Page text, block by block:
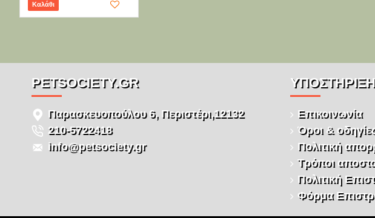
Καλάθι
PETSOCIETY.GR
Παρασκευοπούλου 6, Περιστέρι,12132
210-5722418
info@petsociety.gr
Επικοινωνία
Όροι &
Πολιτική
Τρόποι
Πολιτική
Φόρμα